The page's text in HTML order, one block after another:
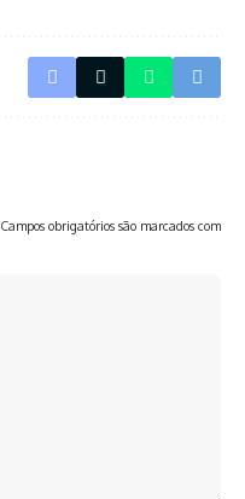
Campos obrigatórios são marcados com